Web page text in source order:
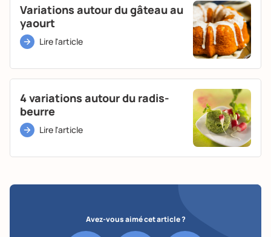
Variations autour du gâteau au
yaourt
Lire l'article
4 variations autour du radis-
beurre
Lire l'article
Avez-vous aimé cet article ?